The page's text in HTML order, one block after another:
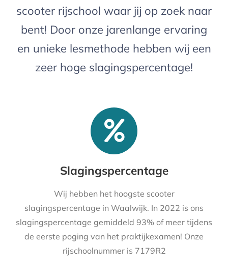
scooter rijschool waar jij op zoek naar
bent! Door onze jarenlange ervaring
en unieke lesmethode hebben wij een
zeer hoge slagingspercentage!
Slagingspercentage
Wij hebben het hoogste scooter
slagingspercentage in Waalwijk. In 2022 is ons
slagingspercentage gemiddeld 93% of meer tijdens
de eerste poging van het praktijkexamen! Onze
rijschoolnummer is 7179R2